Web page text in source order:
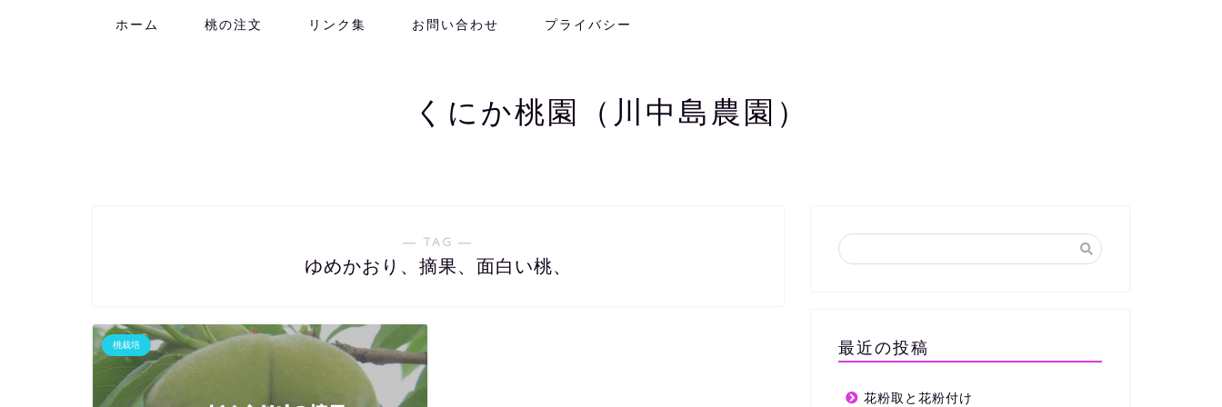
ホーム 桃の注文 リンク集 お問い合わせ プライバシー
くにか桃園（川中島農園）
― TAG ―
ゆめかおり、摘果、面白い桃、
桃栽培 最近の投稿
花粉取と花粉付け